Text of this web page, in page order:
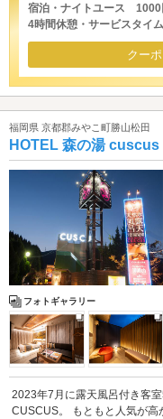
宿泊・ナイトユース 1000
4時間休憩・サービスタイ
クー
福岡県 京都郡みやこ町勝山松田
HOTEL 森の湯 cuscus
フォトギャラリー
2023年7月に露天風呂付き客
CUSCUS。 もともと人気が高